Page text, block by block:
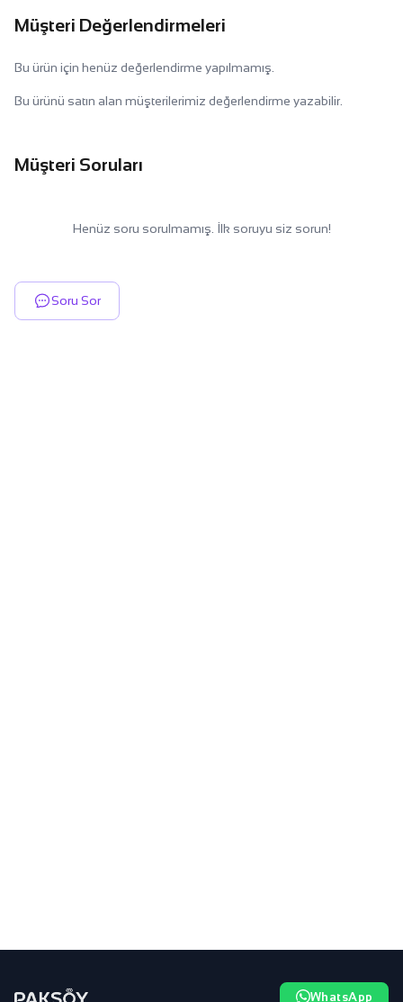
Müşteri Değerlendirmeleri
Bu ürün için henüz değerlendirme yapılmamış.
Bu ürünü satın alan müşterilerimiz değerlendirme yazabilir.
Müşteri Soruları
Henüz soru sorulmamış. İlk soruyu siz sorun!
Soru Sor
WhatsApp